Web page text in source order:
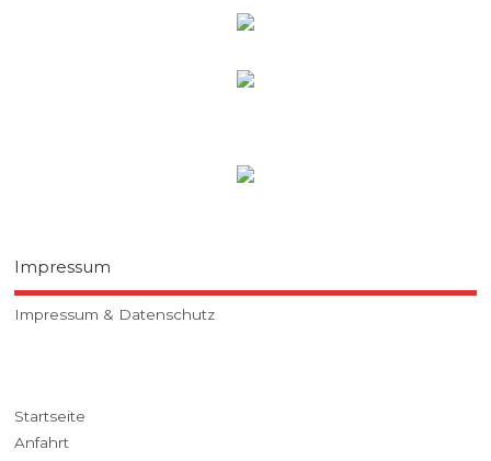
Impressum
Impressum & Datenschutz
Startseite
Anfahrt